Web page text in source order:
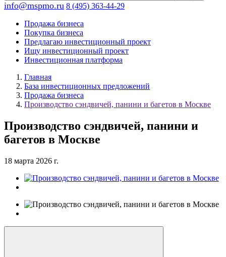
info@mspmo.ru 8 (495) 363-44-29
Продажа бизнеса
Покупка бизнеса
Предлагаю инвестиционный проект
Ищу инвестиционный проект
Инвестиционная платформа
Главная
База инвестиционных предложений
Продажа бизнеса
Производство сэндвичей, панини и багетов в Москве
Производство сэндвичей, панини и
багетов в Москве
18 марта 2026 г.